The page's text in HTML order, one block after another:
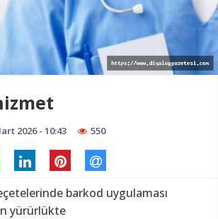
2026 - 10:43 550
barkod uygulaması
yürürlükte